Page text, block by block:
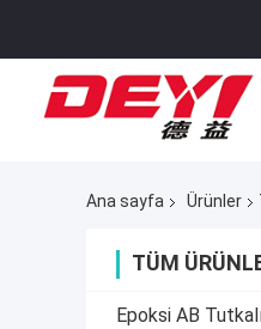
Ana sayfa Ürünler
TÜM
Epoksi AB